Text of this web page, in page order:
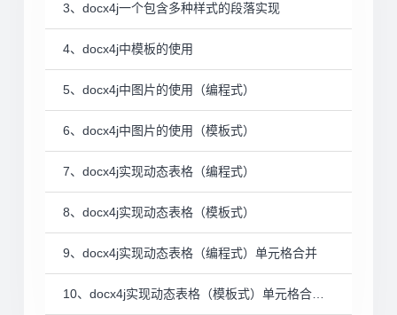
3、docx4j一个包含多种样式的段落实现
4、docx4j中模板的使用
5、docx4j中图片的使用（编程式）
6、docx4j中图片的使用（模板式）
7、docx4j实现动态表格（编程式）
8、docx4j实现动态表格（模板式）
9、docx4j实现动态表格（编程式）单元格合并